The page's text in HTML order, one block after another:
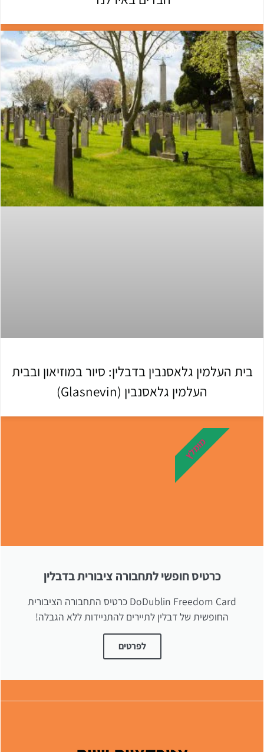
בית העלמין גלאסנבין בדבלין: סיור במוזיאון ובבית
העלמין גלאסנבין (Glasnevin)
כרטיס חופשי לתחבורה ציבורית בדבלין
DoDublin Freedom Card כרטיס התחבורה הציבורית
החופשית של דבלין לתיירים להתניידות ללא הגבלה!
לפרטים
מומלץ